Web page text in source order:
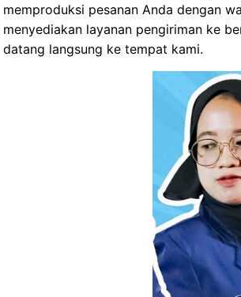
memproduksi pesanan Anda dengan
menyediakan layanan pengiriman ke
datang langsung ke tempat kami.